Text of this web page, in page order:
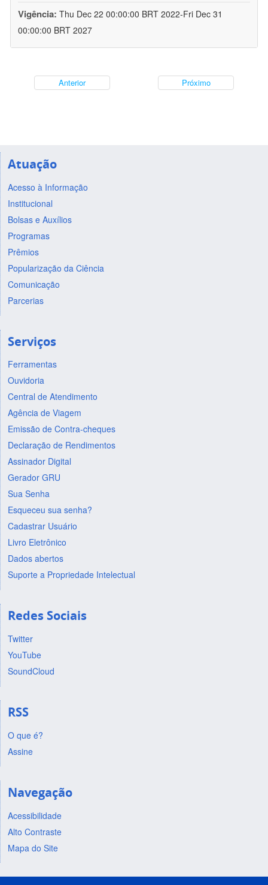
Vigência: Thu Dec 22 00:00:00 BRT 2022-Fri Dec 31
00:00:00 BRT 2027
Anterior Próximo
Atuação
Acesso à Informação
Institucional
Bolsas e Auxílios
Programas
Prêmios
Popularização da Ciência
Comunicação
Parcerias
Serviços
Ferramentas
Ouvidoria
Central de Atendimento
Agência de Viagem
Emissão de Contra-cheques
Declaração de Rendimentos
Assinador Digital
Gerador GRU
Sua Senha
Esqueceu sua senha?
Cadastrar Usuário
Livro Eletrônico
Dados abertos
Suporte a Propriedade Intelectual
Redes Sociais
Twitter
YouTube
SoundCloud
RSS
O que é?
Assine
Navegação
Acessibilidade
Alto Contraste
Mapa do Site